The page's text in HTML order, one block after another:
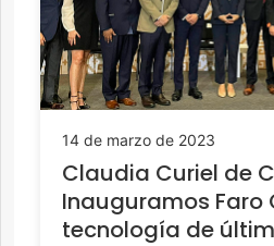
14 de marzo de 2023
Claudia Curiel de
Inauguramos Faro
tecnología de